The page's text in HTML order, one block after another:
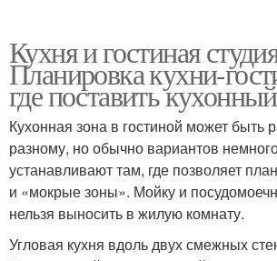
Кухня и гостиная
Планировка кухни-
где поставить
Кухонная зона в гостиной может быть
разному, но обычно вариантов
устанавливают там, где позволяет
и «мокрые зоны». Мойку и
нельзя выносить в жилую комнату.
Угловая кухня вдоль двух смежных